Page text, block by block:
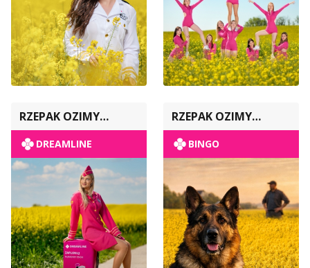
RZEPAK OZIMY
POPULACYJNY
DREAMLINE
RZEPAK OZIMY
POPULACYJNY
BINGO